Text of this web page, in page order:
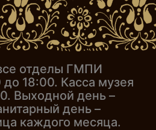
отделы ГМПИ
до 18:00. Касса музея
Выходной день –
день –
каждого месяца.